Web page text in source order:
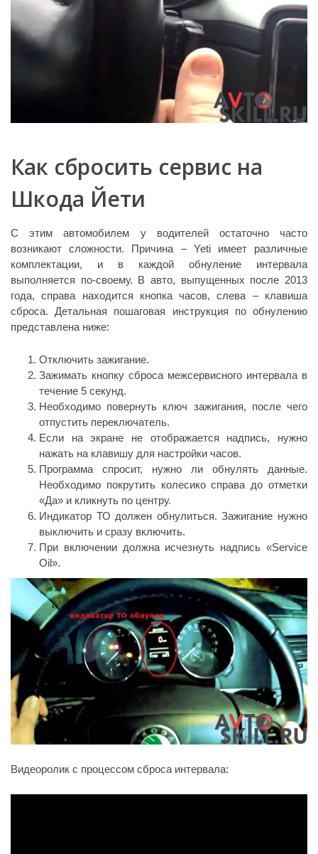
Как сбросить сервис на
Шкода Йети
С этим автомобилем у водителей остаточно часто
возникают сложности. Причина – Yeti имеет различные
комплектации, и в каждой обнуление интервала
выполняется по-своему. В авто, выпущенных после 2013
года, справа находится кнопка часов, слева – клавиша
сброса. Детальная пошаговая инструкция по обнулению
представлена ниже:
Отключить зажигание.
Зажимать кнопку сброса межсервисного интервала в
течение 5 секунд.
Необходимо повернуть ключ зажигания, после чего
отпустить переключатель.
Если на экране не отображается надпись, нужно
нажать на клавишу для настройки часов.
Программа спросит, нужно ли обнулять данные.
Необходимо покрутить колесико справа до отметки
«Да» и кликнуть по центру.
Индикатор ТО должен обнулиться. Зажигание нужно
выключить и сразу включить.
При включении должна исчезнуть надпись «Service
Oil».
Видеоролик с процессом сброса интервала: